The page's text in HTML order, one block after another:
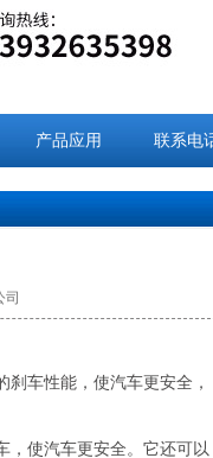
产品应用 联系电
司
车性能，使汽车更安全，
，使汽车更安全。它还可以